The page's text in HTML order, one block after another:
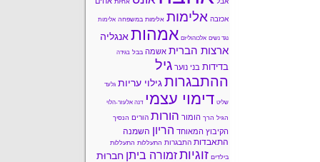
אחיות
אכזבה אלימות אלימות במשפחה אלימות
נגד נשים אלכוהוליזם אמהותאנגליה
ארצות הברית אשמה בבל בגידה
בדידות בני נוער גיל
ההתבגרות גילוי עריות גלעד
שליט דימוי עצמי דנה אלעזר-הלוי
הגיל הרך הומור הורות הורים הנסיך
הקיבוץ המאוחד הריון השמנה
התאבדות התבגרות התעללות התעללות
בילדים זוגיותזמורה ביתן חברוּת